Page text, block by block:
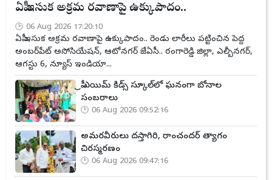
ఏపీ ఇసుక అక్రమ రవాణాపై ఉక్కుపాదం..
06 Aug 2026 17:20:10
ఏపీ ఇసుక అక్రమ రవాణాపై ఉక్కుపాదం.. రెండు లారీలు పట్టించిన పెద్ద
అంబర్‌పేట్ అసోసియేషన్, ఆటోనగర్ జేఏసీ.. రంగారెడ్డి జిల్లా, ఎల్బీనగర్,
ఆగస్టు 6, న్యూస్ ఇండియా...
ప్రీ ఎయిమ్ కిడ్స్ స్కూల్‌లో ఘనంగా బోనాల
సంబరాలు
06 Aug 2026 09:52:16
అమరవీరులు దస్తాగిరి, రాంచందర్ త్యాగం
చిరస్మరణం
06 Aug 2026 09:47:16